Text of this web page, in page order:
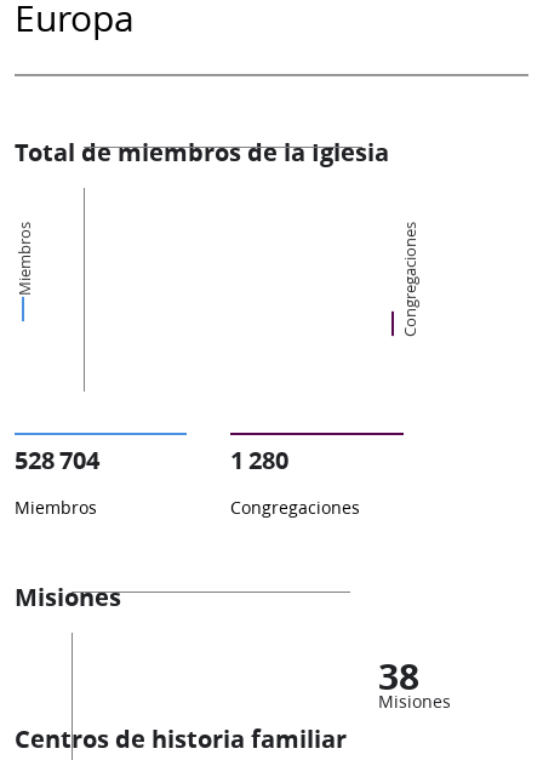
Europa
Total de miembros de la Iglesia
Miembros Congregaciones
528 704
Miembros
1 280
Congregaciones
Misiones
38
Misiones
Centros de historia familiar